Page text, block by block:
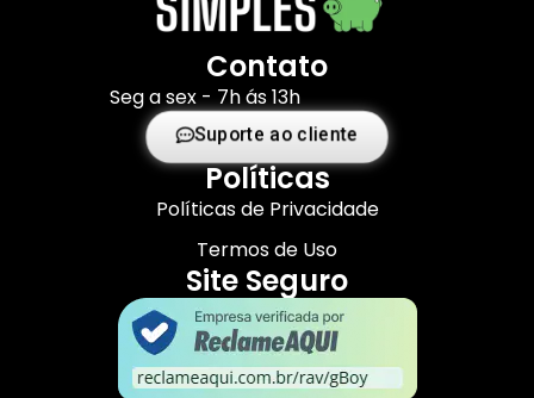
Contato
Seg a sex - 7h ás 13h
Suporte ao cliente
Políticas
Políticas de Privacidade
Termos de Uso
Site Seguro